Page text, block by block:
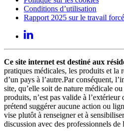
Conditions d’utilisation
Rapport 2025 sur le travail
Ce site internet est destiné aux
pratiques médicales, les produits et la
d’un pays à l’autre.Par conséquent,
site, qu’elle soit de nature médicale
produits, n’est pas valide à
prétend suggérer aucune action ou
vise plutôt à renseigner et à
discussion avec des professionnels de